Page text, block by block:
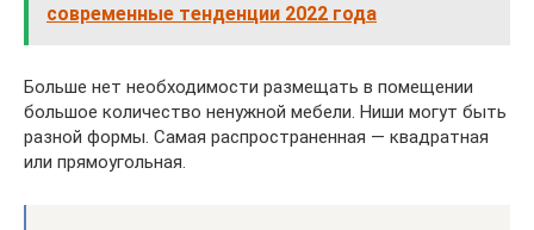
современные тенденции 2022 года
Больше нет необходимости размещать в помещении
большое количество ненужной мебели. Ниши могут быть
разной формы. Самая распространенная — квадратная
или прямоугольная.